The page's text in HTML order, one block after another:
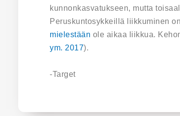
kunnonkasvatukseen, mutta
Peruskuntosykkeillä liikkuminen
mielestään ole aikaa liikkua.
ym. 2017).
-Target